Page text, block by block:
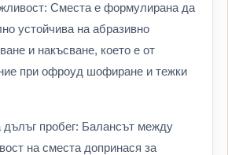
Сместа е формулирана да
устойчива на абразивно
и накъсване, което е от
при офроуд шофиране и тежки
дълъг пробег: Балансът между
на сместа допринася за